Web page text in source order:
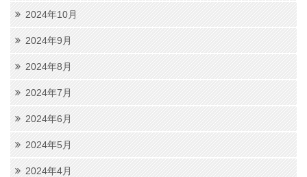
2024年10月
2024年9月
2024年8月
2024年7月
2024年6月
2024年5月
2024年4月